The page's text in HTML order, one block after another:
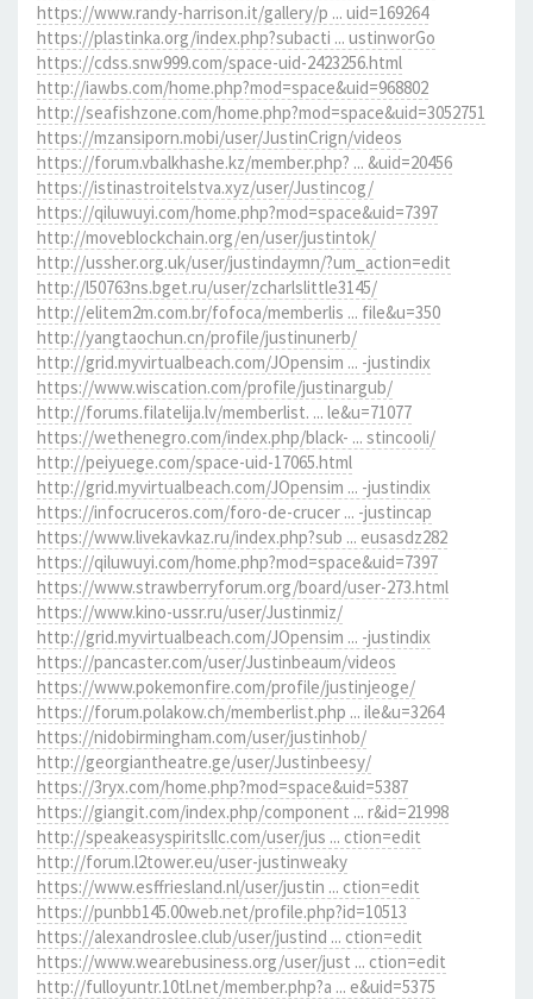
https://www.randy-harrison.it/gallery/p ... uid=169264
https://plastinka.org/index.php?subacti ... ustinworGo
https://cdss.snw999.com/space-uid-2423256.html
http://iawbs.com/home.php?mod=space&uid=968802
http://seafishzone.com/home.php?mod=space&uid=3052751
https://mzansiporn.mobi/user/JustinCrign/videos
https://forum.vbalkhashe.kz/member.php? ... &uid=20456
https://istinastroitelstva.xyz/user/Justincog/
https://qiluwuyi.com/home.php?mod=space&uid=7397
http://moveblockchain.org/en/user/justintok/
http://ussher.org.uk/user/justindaymn/?um_action=edit
http://l50763ns.bget.ru/user/zcharlslittle3145/
http://elitem2m.com.br/fofoca/memberlis ... file&u=350
http://yangtaochun.cn/profile/justinunerb/
http://grid.myvirtualbeach.com/JOpensim ... -justindix
https://www.wiscation.com/profile/justinargub/
http://forums.filatelija.lv/memberlist. ... le&u=71077
https://wethenegro.com/index.php/black- ... stincooli/
http://peiyuege.com/space-uid-17065.html
http://grid.myvirtualbeach.com/JOpensim ... -justindix
https://infocruceros.com/foro-de-crucer ... -justincap
https://www.livekavkaz.ru/index.php?sub ... eusasdz282
https://qiluwuyi.com/home.php?mod=space&uid=7397
https://www.strawberryforum.org/board/user-273.html
https://www.kino-ussr.ru/user/Justinmiz/
http://grid.myvirtualbeach.com/JOpensim ... -justindix
https://pancaster.com/user/Justinbeaum/videos
https://www.pokemonfire.com/profile/justinjeoge/
https://forum.polakow.ch/memberlist.php ... ile&u=3264
https://nidobirmingham.com/user/justinhob/
http://georgiantheatre.ge/user/Justinbeesy/
https://3ryx.com/home.php?mod=space&uid=5387
https://giangit.com/index.php/component ... r&id=21998
http://speakeasyspiritsllc.com/user/jus ... ction=edit
http://forum.l2tower.eu/user-justinweaky
https://www.esffriesland.nl/user/justin ... ction=edit
https://punbb145.00web.net/profile.php?id=10513
https://alexandroslee.club/user/justind ... ction=edit
https://www.wearebusiness.org/user/just ... ction=edit
http://fulloyuntr.10tl.net/member.php?a ... e&uid=5375